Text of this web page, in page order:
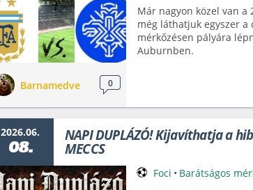
Barnamedve 0
Már nagyon közel van a
még láthatjuk egyszer
mérkőzésen pályára
Auburnben.
2026.06.
08.
NAPI DUPLÁZÓ! Kijavíthatja a
MECCS
Foci • Barátságos